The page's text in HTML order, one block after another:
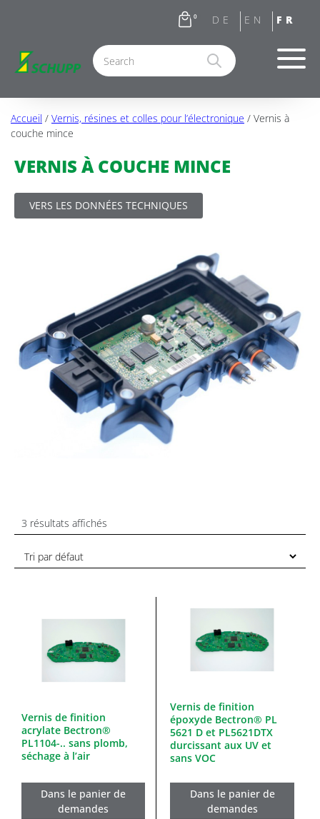
0
Accueil / Vernis, résines et colles pour l’électronique / Vernis à
couche mince
VERNIS À COUCHE MINCE
VERS LES DONNÉES TECHNIQUES
3 résultats affichés
Vernis de finition
acrylate Bectron®
PL1104-.. sans plomb,
séchage à l’air
Dans le panier de
demandes
Vernis de finition
époxyde Bectron® PL
5621 D et PL5621DTX
durcissant aux UV et
sans VOC
Dans le panier de
demandes